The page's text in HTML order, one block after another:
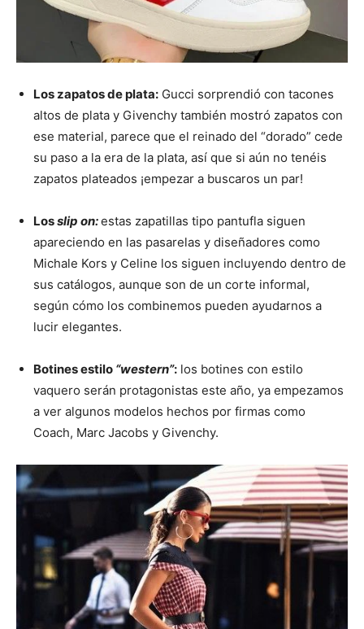
Los zapatos de plata: Gucci sorprendió con tacones
altos de plata y Givenchy también mostró zapatos con
ese material, parece que el reinado del “dorado” cede
su paso a la era de la plata, así que si aún no tenéis
zapatos plateados ¡empezar a buscaros un par!
Losslip on:estas zapatillas tipo pantufla siguen
apareciendo en las pasarelas y diseñadores como
Michale Kors y Celine los siguen incluyendo dentro de
sus catálogos, aunque son de un corte informal,
según cómo los combinemos pueden ayudarnos a
lucir elegantes.
Botines estilo “western”: los botines con estilo
vaquero serán protagonistas este año, ya empezamos
a ver algunos modelos hechos por firmas como
Coach, Marc Jacobs y Givenchy.